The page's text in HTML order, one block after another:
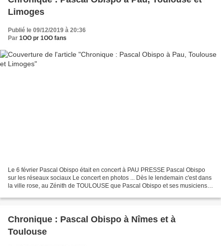
Limoges
Publié le 09/12/2019 à 20:36
Par 1OO pr 1OO fans
Le 6 février Pascal Obispo était en concert à PAU PRESSE Pascal Obispo
sur les réseaux sociaux Le concert en photos ... Dès le lendemain c'est dans
la ville rose, au Zénith de TOULOUSE que Pascal Obispo et ses musiciens
Chronique : Pascal Obispo à Nîmes et à
Toulouse